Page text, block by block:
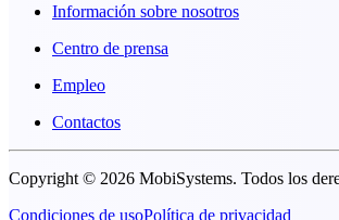
Información sobre nosotros
Centro de prensa
Empleo
Contactos
Copyright © 2026 MobiSystems. Todos los
Condiciones de usoPolítica de privacidad